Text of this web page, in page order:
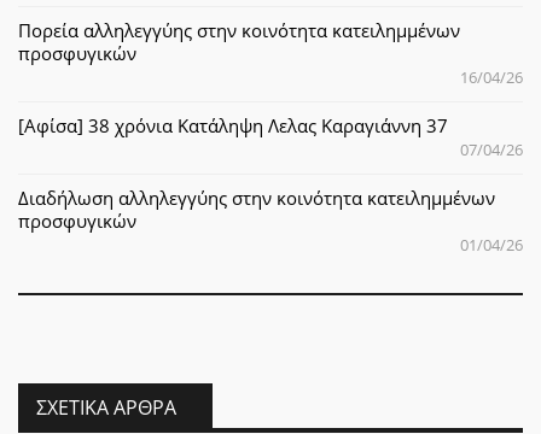
Πορεία αλληλεγγύης στην κοινότητα κατειλημμένων
προσφυγικών
16/04/26
[Αφίσα] 38 χρόνια Κατάληψη Λελας Καραγιάννη 37
07/04/26
Διαδήλωση αλληλεγγύης στην κοινότητα κατειλημμένων
προσφυγικών
01/04/26
ΣΧΕΤΙΚΆ ΆΡΘΡΑ